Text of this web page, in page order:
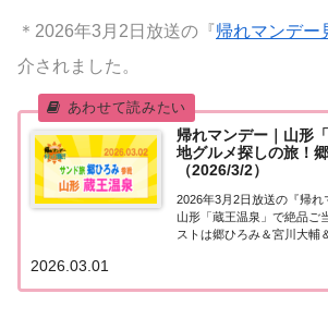
＊2026年3月2日放送の『帰れマンデー
介されました。
帰れマンデー｜山形
地グルメ探しの旅！
（2026/3/2）
2026年3月2日放送の『帰
山形「蔵王温泉」で絶品ご
ストは郷ひろみ＆宮川大輔
ことのある“雪見温泉宿”を
情報をまとめました！山形
2026.03.01